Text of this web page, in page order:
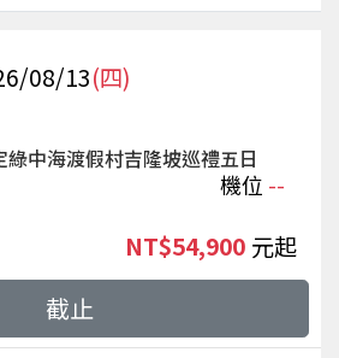
08/13(四)
綠中海渡假村吉隆坡巡禮五日
機位 --
NT$54,900 起
截止